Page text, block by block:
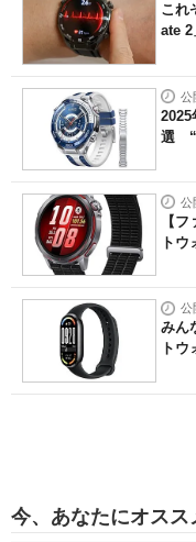
これ
ate
公
2025
選 “
公
【
ト
公
みん
ト
今、あなたにオスス